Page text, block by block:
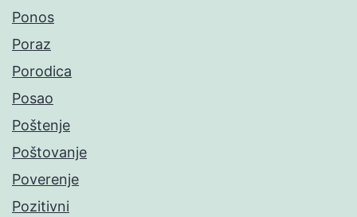
Ponos
Poraz
Porodica
Posao
Poštenje
Poštovanje
Poverenje
Pozitivni